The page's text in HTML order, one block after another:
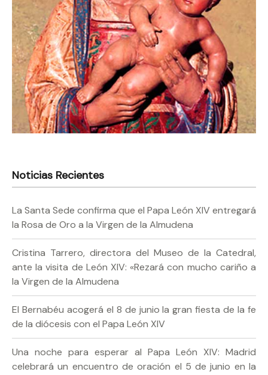
Noticias Recientes
La Santa Sede confirma que el Papa León XIV entregará
la Rosa de Oro a la Virgen de la Almudena
Cristina Tarrero, directora del Museo de la Catedral,
ante la visita de León XIV: «Rezará con mucho cariño a
la Virgen de la Almudena
El Bernabéu acogerá el 8 de junio la gran fiesta de la fe
de la diócesis con el Papa León XIV
Una noche para esperar al Papa León XIV: Madrid
celebrará un encuentro de oración el 5 de junio en la